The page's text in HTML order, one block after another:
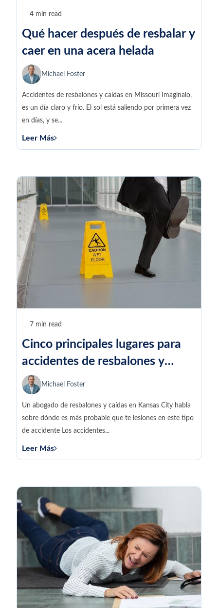
4 min read
Qué hacer después de resbalar y
caer en una acera helada
Michael Foster
Accidentes de resbalones y caídas en Missouri Imagínalo,
es un día claro y frío. El sol está saliendo por primera vez
en días, y se...
Leer Más
7 min read
Cinco principales lugares para
accidentes de resbalones y
caídas en el área metropolitana
de Kansas City
Michael Foster
Un abogado de resbalones y caídas en Kansas City habla
sobre dónde es más probable que te lesiones en este tipo
de accidente Los accidentes...
Leer Más